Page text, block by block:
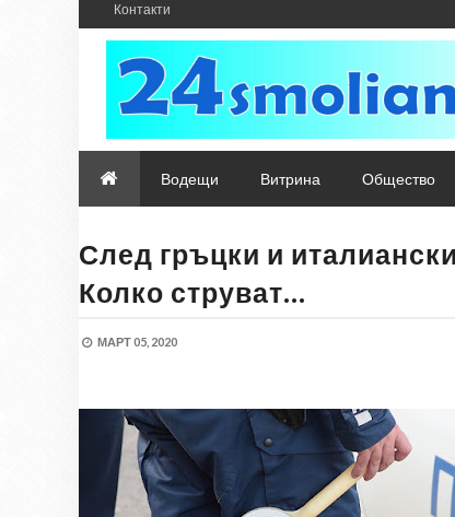
Контакти
Водещи Витрина Общество
След гръцки и
Колко струват…
МАРТ 05, 2020